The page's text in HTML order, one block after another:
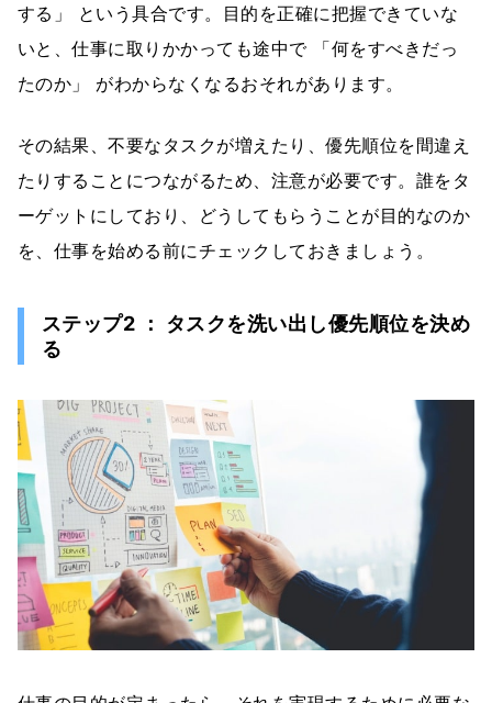
する」 という具合です。目的を正確に把握できていな
いと、仕事に取りかかっても途中で 「何をすべきだっ
たのか」 がわからなくなるおそれがあります。
その結果、不要なタスクが増えたり、優先順位を間違え
たりすることにつながるため、注意が必要です。誰をタ
ーゲットにしており、どうしてもらうことが目的なのか
を、仕事を始める前にチェックしておきましょう。
ステップ2 ： タスクを洗い出し優先順位を決め
る